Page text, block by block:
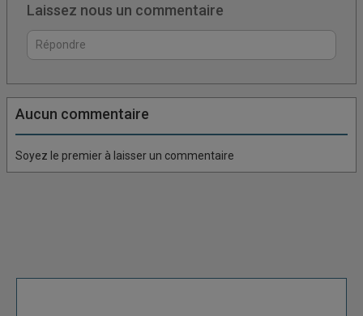
Laissez nous un commentaire
Aucun commentaire
Soyez le premier à laisser un commentaire